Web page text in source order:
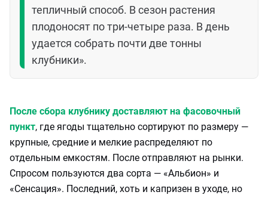
тепличный способ. В сезон растения
плодоносят по три-четыре раза. В день
удается собрать почти две тонны
клубники».
После сбора клубнику доставляют на фасовочный
пункт, где ягоды тщательно сортируют по размеру —
крупные, средние и мелкие распределяют по
отдельным емкостям. После отправляют на рынки.
Спросом пользуются два сорта — «Альбион» и
«Сенсация». Последний, хоть и капризен в уходе, но